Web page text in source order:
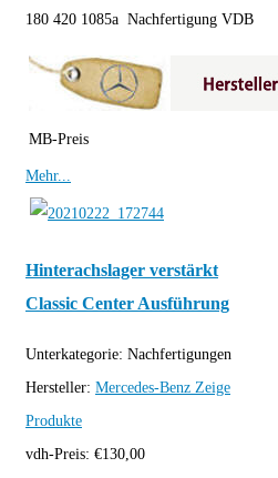
180 420 1085a Nachfertigung VDB
MB-Preis
Mehr...
Hinterachslager verstärkt
Classic Center Ausführung
Unterkategorie: Nachfertigungen
Hersteller: Mercedes-Benz Zeige
Produkte
vdh-Preis: €130,00